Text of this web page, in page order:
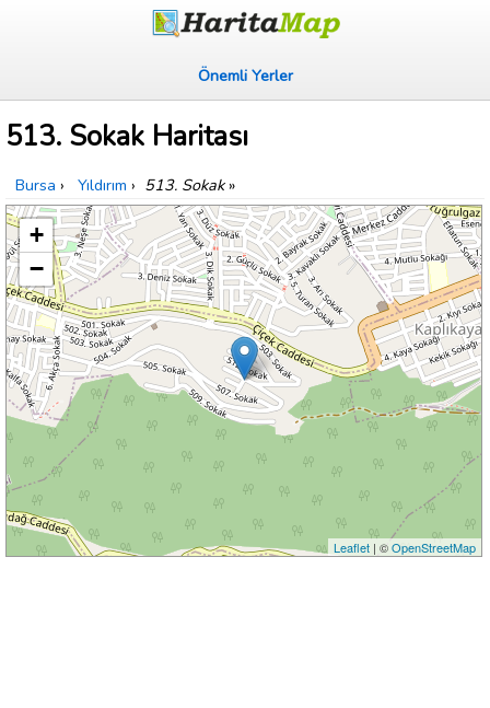
Önemli Yerler
513. Sokak Haritası
Bursa › Yıldırım › 513. Sokak»
+
−
Leaflet| ©OpenStreetMap